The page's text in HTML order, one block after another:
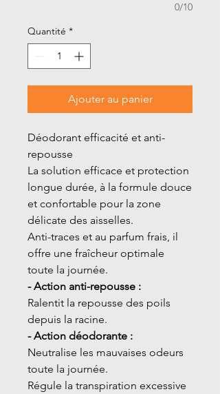
0/10
Quantité *
Ajouter au panier
Déodorant efficacité et anti-
repousse
La solution efficace et protection
longue durée, à la formule douce
et confortable pour la zone
délicate des aisselles.
Anti-traces et au parfum frais, il
offre une fraîcheur optimale
toute la journée.
- Action anti-repousse :
Ralentit la repousse des poils
depuis la racine.
- Action déodorante :
Neutralise les mauvaises odeurs
toute la journée.
Régule la transpiration excessive